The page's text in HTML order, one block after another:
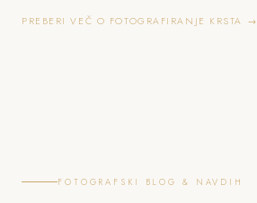
PREBERI VEČ O FOTOGRAFIRANJE KRSTA →
FOTOGRAFSKI BLOG & NAVDIH